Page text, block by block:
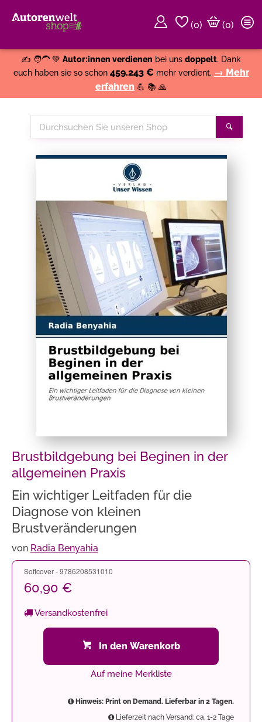
(0)
(0)
✍️ 🧑‍🦱 💚 Autor:innen verdienen bei uns doppelt. Dank
euch haben sie so schon 459.243 € mehr verdient. → Mehr
erfahren 💪 📚 🙏
Durchsuchen
Sie
Brustbildgebung bei Beginen in der
allgemeinen Praxis
Ein wichtiger Leitfaden für die
Diagnose von kleinen
Brustveränderungen
von Radia Benyahia
Softcover - 9786208531010
60,90 €
Versandkostenfrei
In den Warenkorb
Auf meine Merkliste
Hinweis: Print on Demand. Lieferbar in 2 Tagen.
Lieferzeit nach Versand: ca. 1-2 Tage